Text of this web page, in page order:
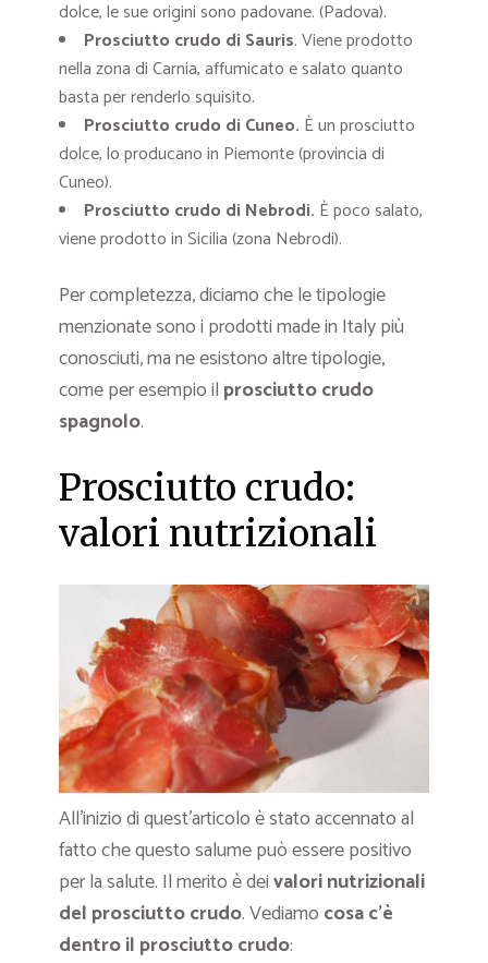
dolce, le sue origini sono padovane. (Padova).
Prosciutto crudo di Sauris. Viene prodotto
nella zona di Carnia, affumicato e salato quanto
basta per renderlo squisito.
Prosciutto crudo di Cuneo. È un prosciutto
dolce, lo producano in Piemonte (provincia di
Cuneo).
Prosciutto crudo di Nebrodi. È poco salato,
viene prodotto in Sicilia (zona Nebrodi).
Per completezza, diciamo che le tipologie
menzionate sono i prodotti made in Italy più
conosciuti, ma ne esistono altre tipologie,
come per esempio il prosciutto crudo
spagnolo.
Prosciutto crudo:
valori nutrizionali
All’inizio di quest’articolo è stato accennato al
fatto che questo salume può essere positivo
per la salute. Il merito è deivalori nutrizionali
del prosciutto crudo. Vediamo cosa c’è
dentro il prosciutto crudo: